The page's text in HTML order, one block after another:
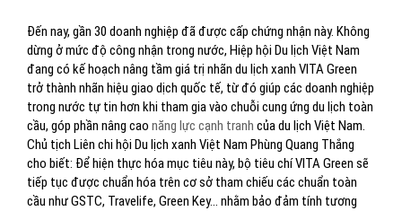
Đến nay, gần 30 doanh nghiệp đã được cấp chứng nhận này. Không
dừng ở mức độ công nhận trong nước, Hiệp hội Du lịch Việt Nam
đang có kế hoạch nâng tầm giá trị nhãn du lịch xanh VITA Green
trở thành nhãn hiệu giao dịch quốc tế, từ đó giúp các doanh nghiệp
trong nước tự tin hơn khi tham gia vào chuỗi cung ứng du lịch toàn
cầu, góp phần nâng cao năng lực cạnh tranh của du lịch Việt Nam.
Chủ tịch Liên chi hội Du lịch xanh Việt Nam Phùng Quang Thắng
cho biết: Để hiện thực hóa mục tiêu này, bộ tiêu chí VITA Green sẽ
tiếp tục được chuẩn hóa trên cơ sở tham chiếu các chuẩn toàn
cầu như GSTC, Travelife, Green Key… nhằm bảo đảm tính tương